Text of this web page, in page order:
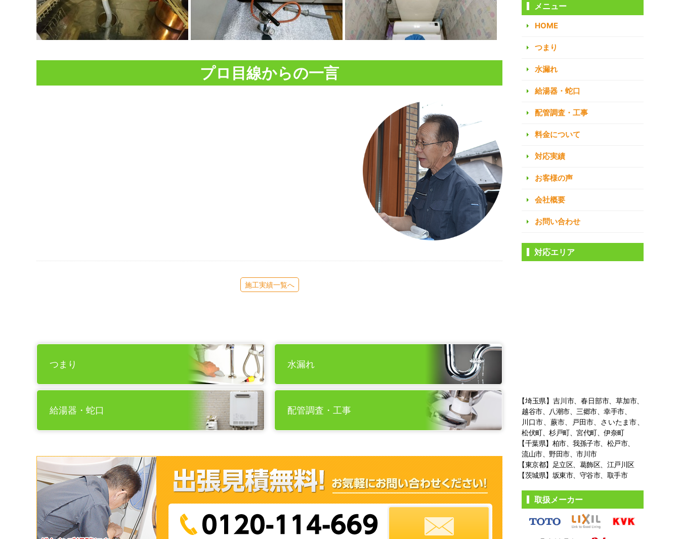
プロ目線からの一言
施工実績一覧へ
つまり 水漏れ
給湯器・蛇口 配管調査・工事
メニュー
HOME
つまり
水漏れ
給湯器・蛇口
配管調査・工事
料金について
対応実績
お客様の声
会社概要
お問い合わせ
対応エリア
【埼玉県】吉川市、春日部市、草加市、
越谷市、八潮市、三郷市、幸手市、
川口市、蕨市、戸田市、さいたま市、
松伏町、杉戸町、宮代町、伊奈町
【千葉県】柏市、我孫子市、松戸市、
流山市、野田市、市川市
【東京都】足立区、葛飾区、江戸川区
【茨城県】坂東市、守谷市、取手市
取扱メーカー